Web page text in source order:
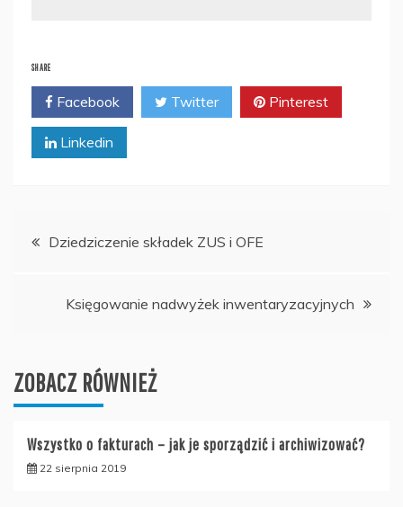
SHARE
Facebook Twitter Pinterest
Linkedin
Nawigacja
Dziedziczenie składek ZUS i OFE
Księgowanie nadwyżek inwentaryzacyjnych
ZOBACZ RÓWNIEŻ
Wszystko o fakturach – jak je sporządzić i archiwizować?
22 sierpnia 2019